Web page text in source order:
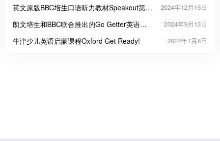
英文原版BBC培生口语听力教材Speakout第三
2024年12月16日
朗文培生和BBC联合推出的Go Getter英语教
2024年9月13日
牛津少儿英语启蒙课程Oxford Get Ready! 2024年7月8日